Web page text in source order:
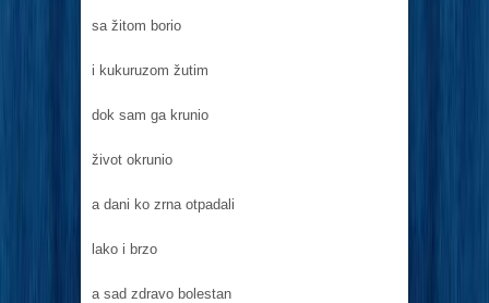
sa žitom borio
i kukuruzom žutim
dok sam ga krunio
život okrunio
a dani ko zrna otpadali
lako i brzo
a sad zdravo bolestan